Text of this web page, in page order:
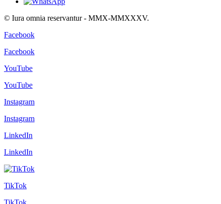
© Iura omnia reservantur - MMX-MMXXXV.
Facebook
Facebook
YouTube
YouTube
Instagram
Instagram
LinkedIn
LinkedIn
TikTok